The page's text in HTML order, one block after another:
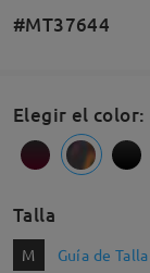
#MT37644
Elegir el color:
Talla
M Guía de Talla